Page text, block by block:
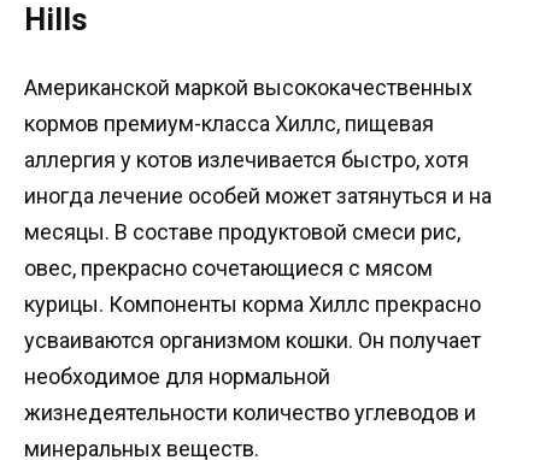
Hills
Американской маркой высококачественных
кормов премиум-класса Хиллс, пищевая
аллергия у котов излечивается быстро, хотя
иногда лечение особей может затянуться и на
месяцы. В составе продуктовой смеси рис,
овес, прекрасно сочетающиеся с мясом
курицы. Компоненты корма Хиллс прекрасно
усваиваются организмом кошки. Он получает
необходимое для нормальной
жизнедеятельности количество углеводов и
минеральных веществ.